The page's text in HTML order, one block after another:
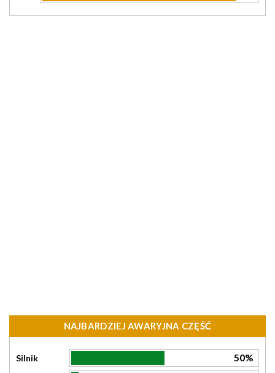
NAJBARDZIEJ AWARYJNA CZĘŚĆ
Silnik 50%